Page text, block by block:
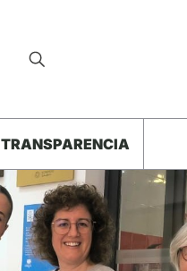
TRANSPARENCIA